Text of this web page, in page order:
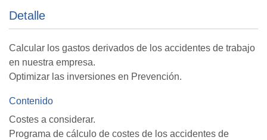
Detalle
Calcular los gastos derivados de los accidentes de trabajo
en nuestra empresa.
Optimizar las inversiones en Prevención.
Contenido
Costes a considerar.
Programa de cálculo de costes de los accidentes de